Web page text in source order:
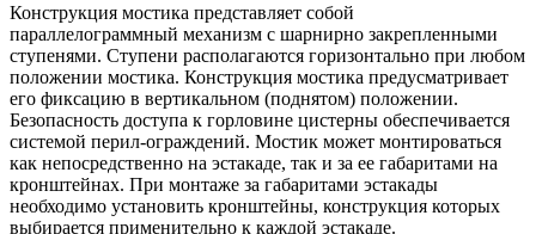
Конструкция мостика представляет собой
параллелограммный механизм с шарнирно закрепленными
ступенями. Ступени располагаются горизонтально при любом
положении мостика. Конструкция мостика предусматривает
его фиксацию в вертикальном (поднятом) положении.
Безопасность доступа к горловине цистерны обеспечивается
системой перил-ограждений. Мостик может монтироваться
как непосредственно на эстакаде, так и за ее габаритами на
кронштейнах. При монтаже за габаритами эстакады
необходимо установить кронштейны, конструкция которых
выбирается применительно к каждой эстакаде.